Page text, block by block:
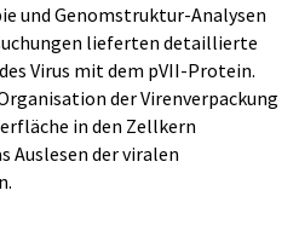
und Genomstruktur-Analysen
lieferten detaillierte
Virus mit dem pVII-Protein.
der Virenverpackung
in den Zellkern
Auslesen der viralen